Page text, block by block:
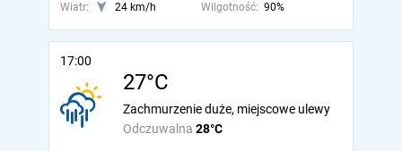
Wiatr:
24 km/h Wilgotność: 90%
17:00
27°C
Odczuwalna 28°C
Zachmurzenie duże, miejscowe ulewy